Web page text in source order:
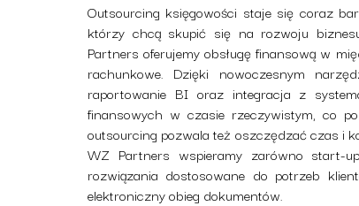
Outsourcing księgowości staje się coraz
którzy chcą skupić się na rozwoju
Partners oferujemy obsługę finansową w
rachunkowe. Dzięki nowoczesnym
raportowanie BI oraz integracja z
finansowych w czasie rzeczywistym, co
outsourcing pozwala też oszczędzać czas i
WZ Partners wspieramy zarówno start-
rozwiązania dostosowane do potrzeb
elektroniczny obieg dokumentów.